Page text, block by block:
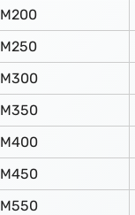
М200
М250
М300
М350
М400
М450
М550